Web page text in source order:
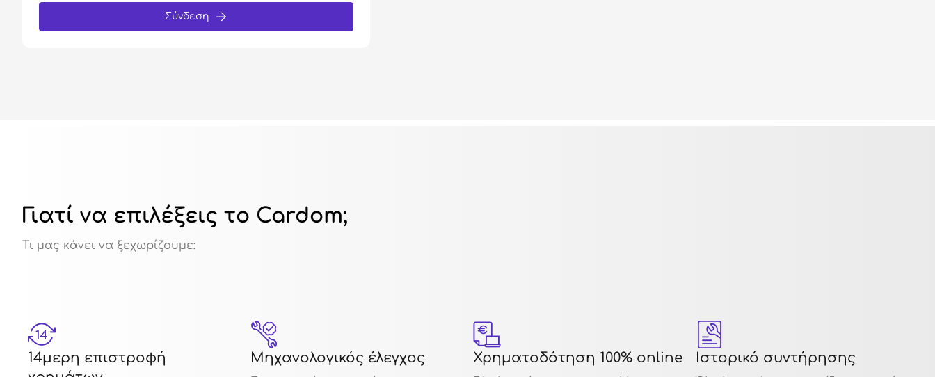
Σύνδεση
Γιατί να επιλέξεις το Cardom;
Τι μας κάνει να ξεχωρίζουμε:
14μερη επιστροφή
Μηχανολογικός έλεγχος Χρηματοδότηση 100% online Ιστορικό συντήρησης